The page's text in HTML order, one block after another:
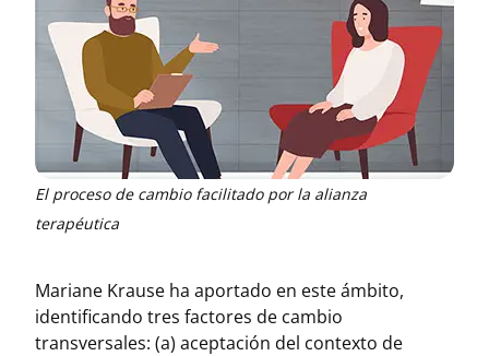
El proceso de cambio facilitado por la alianza
terapéutica
Mariane Krause ha aportado en este ámbito,
identificando tres factores de cambio
transversales: (a) aceptación del contexto de